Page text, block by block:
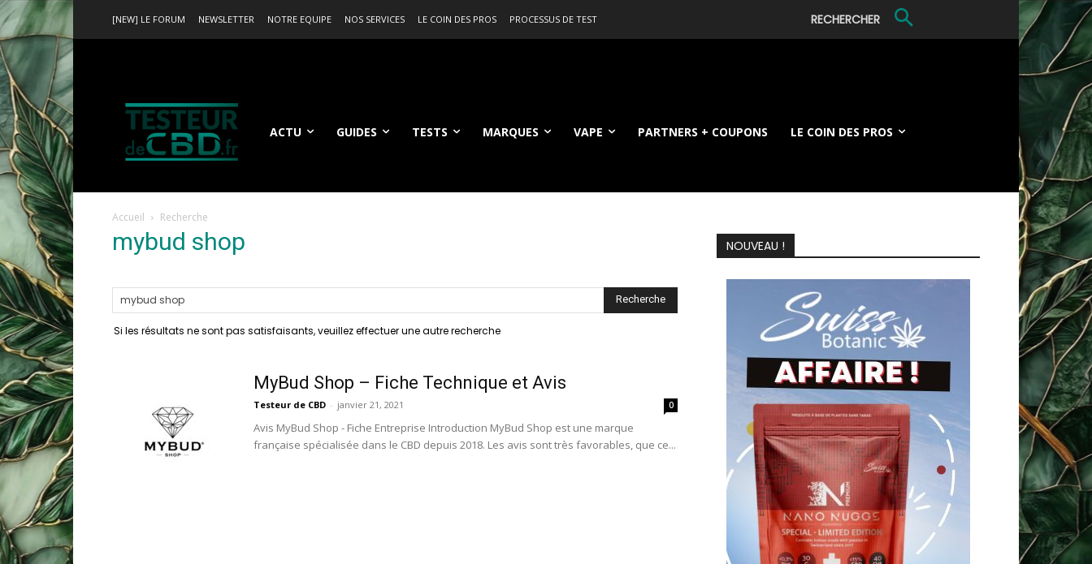
[NEW] LE FORUM NEWSLETTER NOTRE EQUIPE NOS SERVICES LE COIN DES PROS PROCESSUS DE TEST RECHERCHER
ACTU GUIDES TESTS MARQUES VAPE PARTNERS + COUPONS LE COIN DES PROS
Accueil Recherche
mybud shop
Si les résultats ne sont pas satisfaisants, veuillez effectuer une autre recherche
MyBud Shop – Fiche Technique et Avis
Testeur de CBD - janvier 21, 2021 0
Avis MyBud Shop - Fiche Entreprise Introduction MyBud Shop est une marque
française spécialisée dans le CBD depuis 2018. Les avis sont très favorables, que ce...
NOUVEAU !